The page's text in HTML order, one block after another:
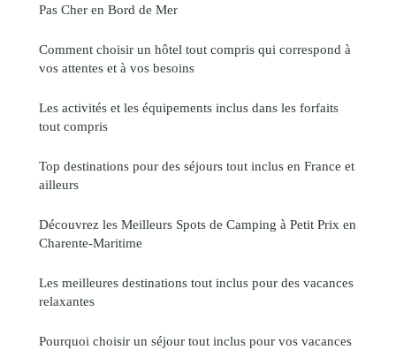
Pas Cher en Bord de Mer
Comment choisir un hôtel tout compris qui correspond à
vos attentes et à vos besoins
Les activités et les équipements inclus dans les forfaits
tout compris
Top destinations pour des séjours tout inclus en France et
ailleurs
Découvrez les Meilleurs Spots de Camping à Petit Prix en
Charente-Maritime
Les meilleures destinations tout inclus pour des vacances
relaxantes
Pourquoi choisir un séjour tout inclus pour vos vacances